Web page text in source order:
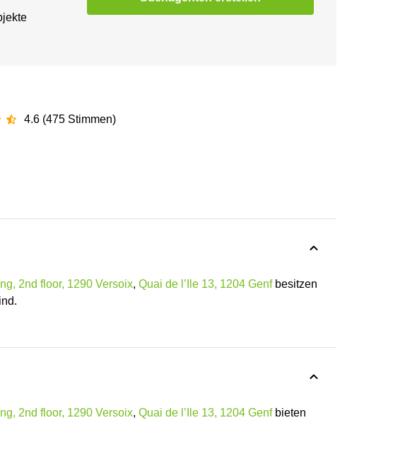
4.6 (475 Stimmen)
2nd floor, 1290 Versoix, Quai de l’Ile 13, 1204 Genfbesitzen
2nd floor, 1290 Versoix, Quai de l’Ile 13, 1204 Genfbieten